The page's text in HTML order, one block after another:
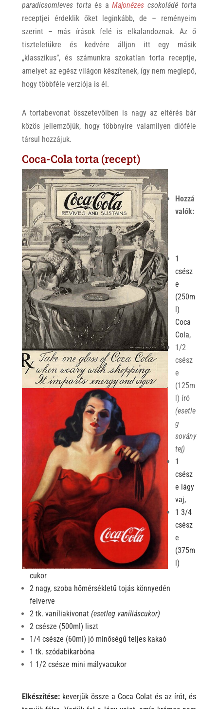
paradicsomleves tortaés aMajonézes csokoládé torta
receptjei érdeklik őket leginkább, de – reményeim
szerint – más írások felé is elkalandoznak. Az ő
tiszteletükre és kedvére álljon itt egy másik
„klasszikus”, és számunkra szokatlan torta receptje,
amelyet az egész világon készítenek, így nem meglepő,
hogy többféle verziója is él.
A tortabevonat összetevőiben is nagy az eltérés bár
közös jellemzőjük, hogy többnyire valamilyen dióféle
társul hozzájuk.
Coca-Cola torta (recept)
Hozzá
valók:
1
csész
e
(250m
l)
Coca
Cola,
1/2
csész
e
(125m
l) író
(esetle
g
sovány
tej)
1
csész
e lágy
vaj,
1 3/4
csész
e
(375m
l)
cukor
2 nagy, szoba hőmérsékletű tojás könnyedén
felverve
2 tk. vaníliakivonat (esetleg vaníliáscukor)
2 csésze (500ml) liszt
1/4 csésze (60ml) jó minőségű teljes kakaó
1 tk. szódabikarbóna
1 1/2 csésze mini mályvacukor
Elkészítése: keverjük össze a Coca Colat és az írót, és